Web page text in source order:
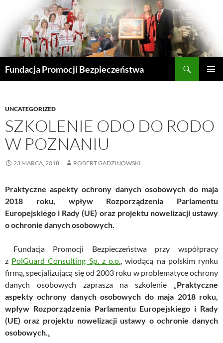
treści
Fundacja Promocji Bezpieczeństwa
UNCATEGORIZED
SZKOLENIE ODO DO RODO
W POZNANIU
23 MARCA, 2018 ROBERT GADZINOWSKI
Praktyczne aspekty ochrony danych osobowych do maja
2018 roku, wpływ Rozporządzenia Parlamentu
Europejskiego i Rady (UE) oraz projektu nowelizacji ustawy
o ochronie danych osobowych.
Fundacja Promocji Bezpieczeństwa przy współpracy
z PolGuard Consulting Sp. z o.o., wiodącą na polskim rynku
firmą, specjalizującą się od 2003 roku w problematyce ochrony
danych osobowych zaprasza na szkolenie „Praktyczne
aspekty ochrony danych osobowych do maja 2018 roku,
wpływ Rozporządzenia Parlamentu Europejskiego i Rady
(UE) oraz projektu nowelizacji ustawy o ochronie danych
osobowych.„